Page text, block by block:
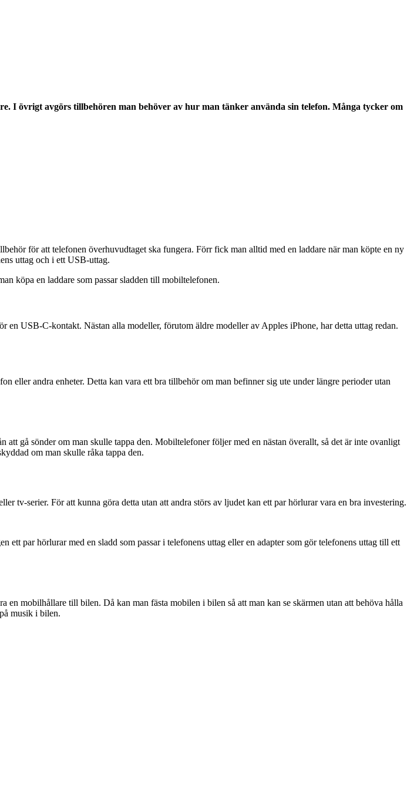
I övrigt avgörs tillbehören man behöver av hur man tänker använda sin telefon. Många tycker om
för att telefonen överhuvudtaget ska fungera. Förr fick man alltid med en laddare när man köpte en ny
uttag och i ett USB-uttag.
köpa en laddare som passar sladden till mobiltelefonen.
USB-C-kontakt. Nästan alla modeller, förutom äldre modeller av Apples iPhone, har detta uttag redan.
eller andra enheter. Detta kan vara ett bra tillbehör om man befinner sig ute under längre perioder utan
gå sönder om man skulle tappa den. Mobiltelefoner följer med en nästan överallt, så det är inte ovanligt
om man skulle råka tappa den.
tv-serier. För att kunna göra detta utan att andra störs av ljudet kan ett par hörlurar vara en bra investering.
par hörlurar med en sladd som passar i telefonens uttag eller en adapter som gör telefonens uttag till ett
mobilhållare till bilen. Då kan man fästa mobilen i bilen så att man kan se skärmen utan att behöva hålla
musik i bilen.